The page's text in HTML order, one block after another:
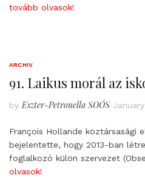
tovább olvasok!
ARCHIV
91. Laikus morál az
by Eszter-Petronella SOÓS
François Hollande köztársasági
bejelentette, hogy 2013-ban
foglalkozó külön szervezet
olvasok!